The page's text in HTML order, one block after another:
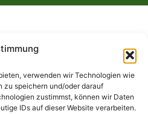
verwenden wir Technologien wie
zu speichern und/oder darauf
zustimmst, können wir Daten
IDs auf dieser Website verarbeiten.